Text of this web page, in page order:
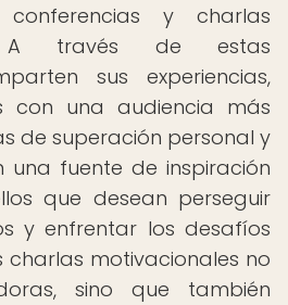
y charlas
A través de estas
sus experiencias,
con una audiencia más
de superación personal y
una fuente de inspiración
que desean perseguir
y enfrentar los desafíos
charlas motivacionales no
sino que también